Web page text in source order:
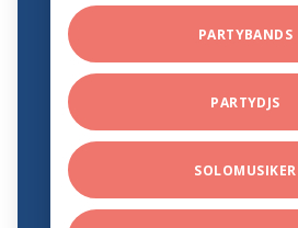
PARTYBANDS
PARTYDJS
SOLOMUSIKER